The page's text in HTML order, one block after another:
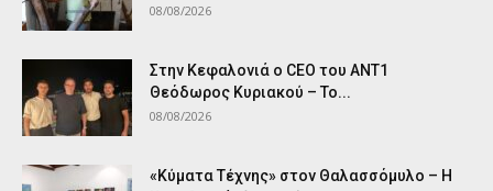
08/08/2026
Στην Κεφαλονιά ο CEO του ANT1
Θεόδωρος Κυριακού – Το...
08/08/2026
«Κύματα Τέχνης» στον Θαλασσόμυλο – Η